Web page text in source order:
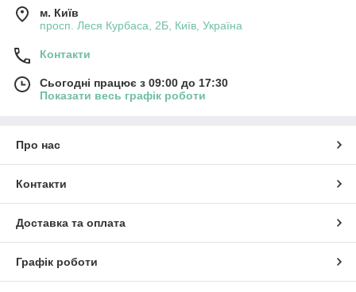
м. Київ
просп. Леся Курбаса, 2Б, Київ, Україна
Контакти
Сьогодні працює з 09:00 до 17:30
Показати весь графік роботи
Про нас
Контакти
Доставка та оплата
Графік роботи